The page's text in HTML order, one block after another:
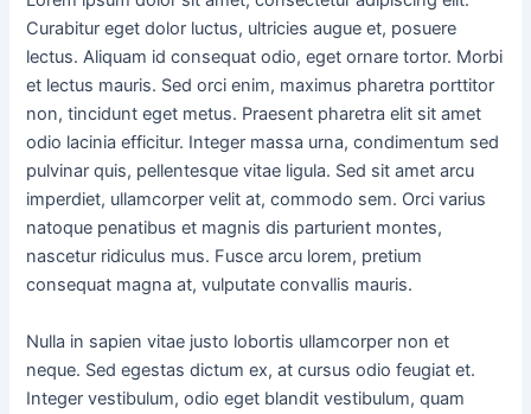
Curabitur eget dolor luctus, ultricies augue et, posuere
lectus. Aliquam id consequat odio, eget ornare tortor. Morbi
et lectus mauris. Sed orci enim, maximus pharetra porttitor
non, tincidunt eget metus. Praesent pharetra elit sit amet
odio lacinia efficitur. Integer massa urna, condimentum sed
pulvinar quis, pellentesque vitae ligula. Sed sit amet arcu
imperdiet, ullamcorper velit at, commodo sem. Orci varius
natoque penatibus et magnis dis parturient montes,
nascetur ridiculus mus. Fusce arcu lorem, pretium
consequat magna at, vulputate convallis mauris.
Nulla in sapien vitae justo lobortis ullamcorper non et
neque. Sed egestas dictum ex, at cursus odio feugiat et.
Integer vestibulum, odio eget blandit vestibulum, quam